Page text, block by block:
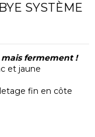
SYSTÈME
fermement !
et jaune
fin en côte